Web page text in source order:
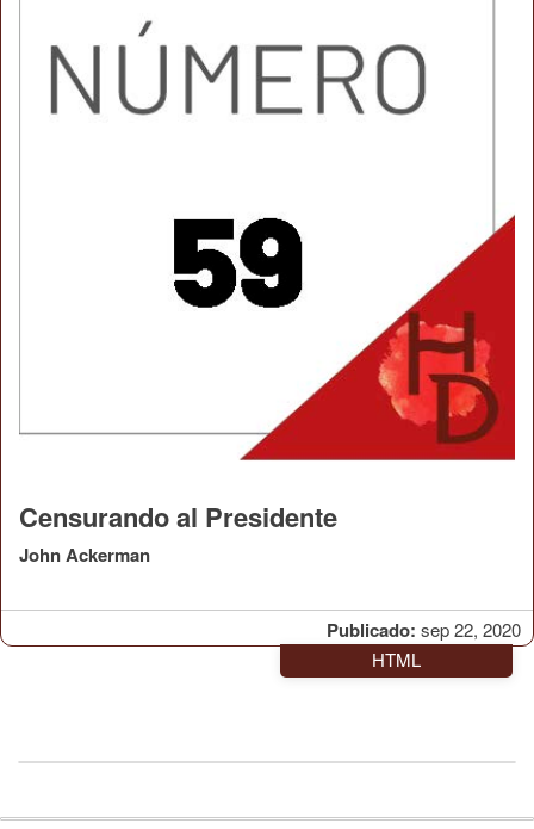
Publicado: sep 22, 2020
Censurando al Presidente
John Ackerman
HTML